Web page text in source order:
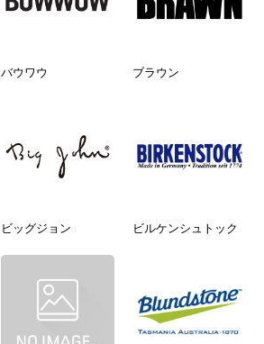
バウワウ ブラウン
ビッグジョン ビルケンシュトック